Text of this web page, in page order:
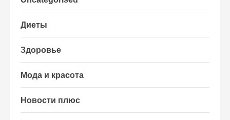
Диеты
Здоровье
Мода и красота
Новости плюс